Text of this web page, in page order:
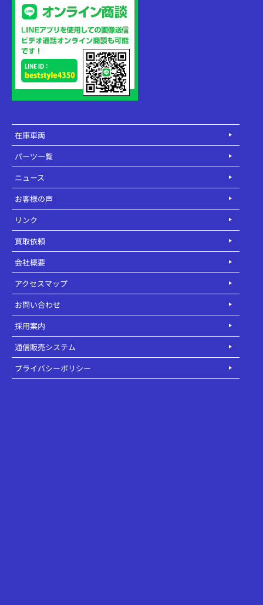
在庫車両
パーツ一覧
ニュース
お客様の声
リンク
買取依頼
会社概要
アクセスマップ
お問い合わせ
採用案内
通信販売システム
プライバシーポリシー